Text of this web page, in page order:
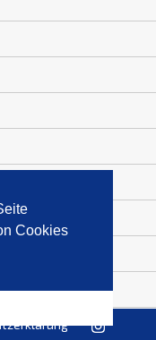
Cookies
2019